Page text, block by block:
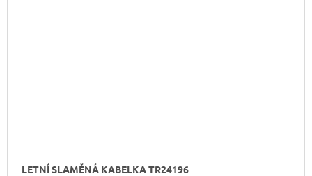
LETNÍ SLAMĚNÁ KABELKA TR24196